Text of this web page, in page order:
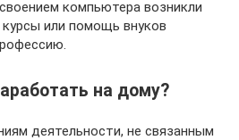
компьютера возникли
или помощь внуков
на дому?
деятельности, не связанным